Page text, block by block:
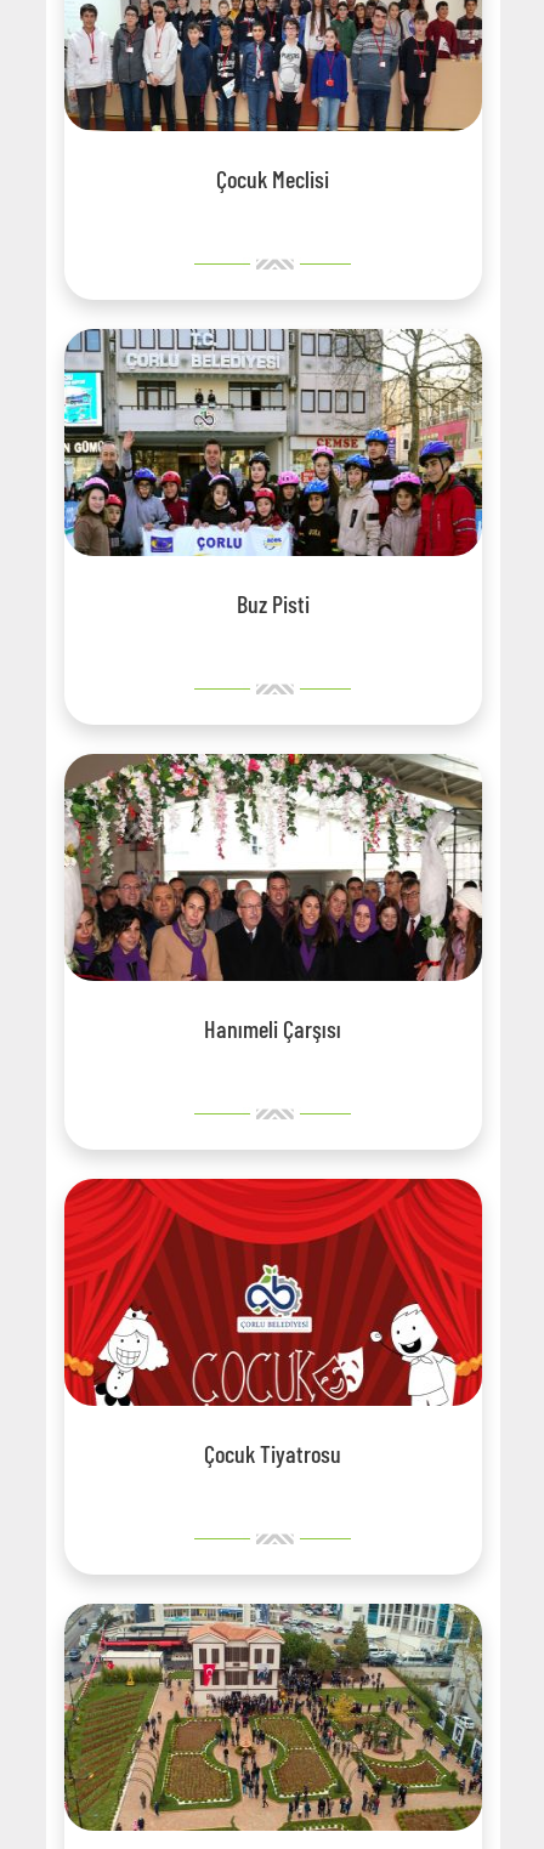
Çocuk Meclisi
Buz Pisti
Hanımeli Çarşısı
Çocuk Tiyatrosu